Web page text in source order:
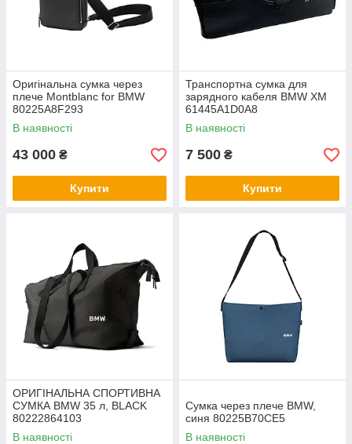
Оригінальна сумка через
плече Montblanc for BMW
80225A8F293
В наявності
43 000 ₴
Купити
Транспортна сумка для
зарядного кабеля BMW XM
61445A1D0A8
В наявності
7 500 ₴
Купити
ОРИГІНАЛЬНА СПОРТИВНА
СУМКА BMW 35 л, BLACK
80222864103
В наявності
Сумка через плече BMW,
синя 80225B70CE5
В наявності